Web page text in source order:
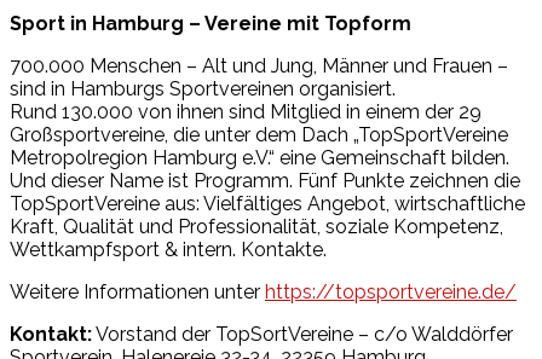
Sport in Hamburg – Vereine mit Topform
700.000 Menschen – Alt und Jung, Männer und Frauen –
sind in Hamburgs Sportvereinen organisiert.
Rund 130.000 von ihnen sind Mitglied in einem der 29
Großsportvereine, die unter dem Dach „TopSportVereine
Metropolregion Hamburg e.V.“ eine Gemeinschaft bilden.
Und dieser Name ist Programm. Fünf Punkte zeichnen die
TopSportVereine aus: Vielfältiges Angebot, wirtschaftliche
Kraft, Qualität und Professionalität, soziale Kompetenz,
Wettkampfsport & intern. Kontakte.
Weitere Informationen unter https://topsportvereine.de/
Kontakt:Vorstand der TopSortVereine – c/o Walddörfer